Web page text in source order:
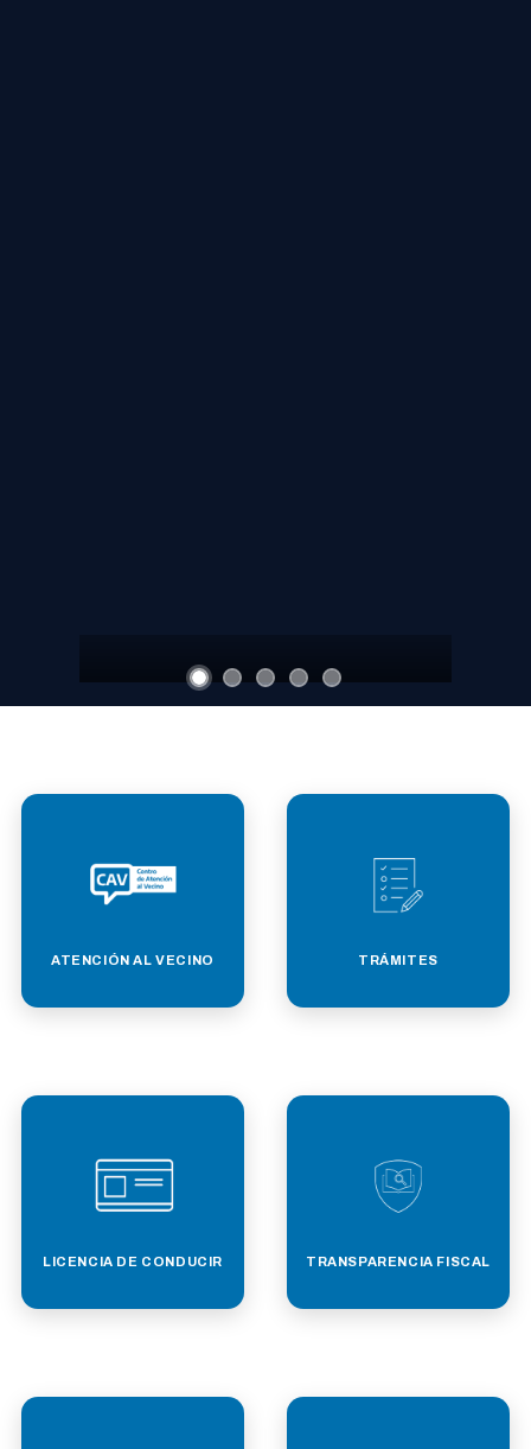
ATENCIÓN AL VECINO TRÁMITES
LICENCIA DE CONDUCIR TRANSPARENCIA FISCAL